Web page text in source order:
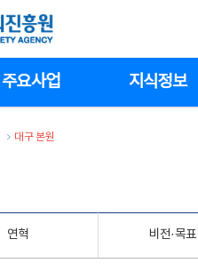
주요사업 지식정보
>
대구 본원
연혁 비전·목표